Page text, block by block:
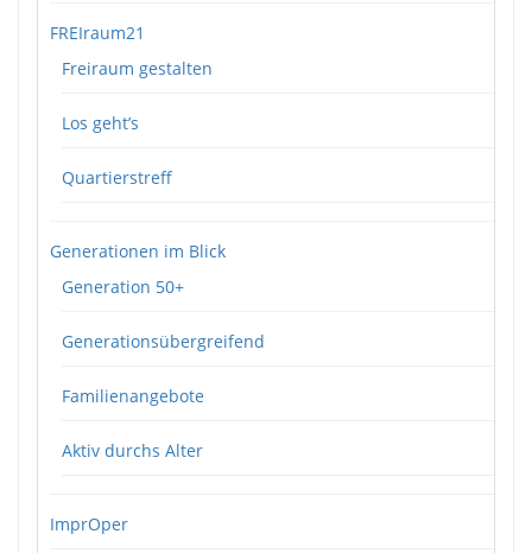
FREIraum21
Freiraum gestalten
Los geht’s
Quartierstreff
Generationen im Blick
Generation 50+
Generationsübergreifend
Familienangebote
Aktiv durchs Alter
ImprOper